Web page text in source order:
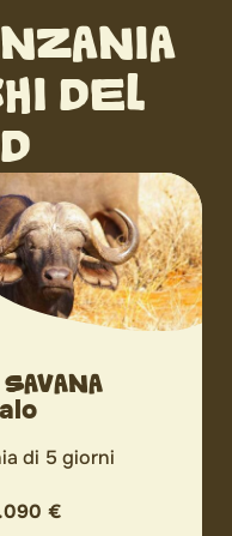
DEL
di 5 giorni
€